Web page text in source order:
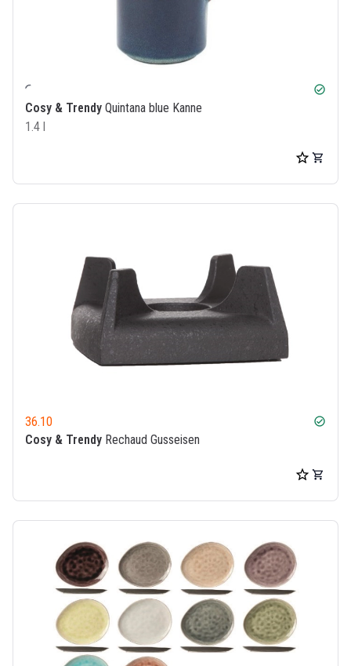
check_circle
Cosy & Trendy Quintana blue Kanne
1.4 l
36.10 check_circle
Cosy & Trendy Rechaud Gusseisen